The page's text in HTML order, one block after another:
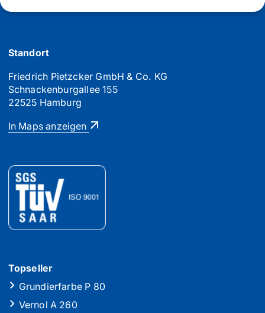
Standort
Friedrich Pietzcker GmbH & Co. KG
Schnackenburgallee 155
22525 Hamburg
In Maps anzeigen
Topseller
Grundierfarbe P 80
Vernol A 260